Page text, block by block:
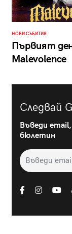
НОВИ СЪБИТИЯ
Първият
Malevolence
Следвай
Въведи
бюлетин